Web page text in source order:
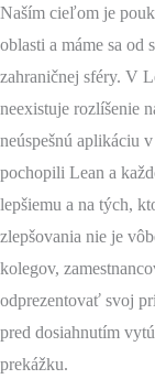
Naším cieľom je
oblasti a máme sa od
zahraničnej sféry. V
neexistuje rozlíšenie
neúspešnú aplikáciu
pochopili Lean a
lepšiemu a na tých,
zlepšovania nie je
kolegov,
odprezentovať svoj
pred dosiahnutím
prekážku.